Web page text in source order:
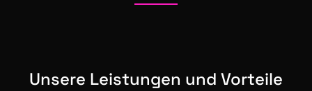
Unsere Leistungen und Vorteile